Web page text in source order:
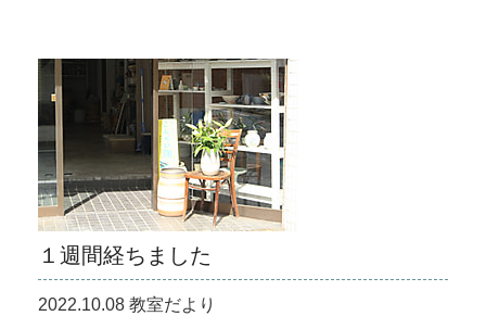
１週間経ちました
2022.10.08 教室だより